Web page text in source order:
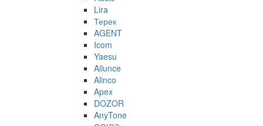
Lira
Терек
AGENT
Icom
Yaesu
Ailunce
Alinco
Apex
DOZOR
AnyTone